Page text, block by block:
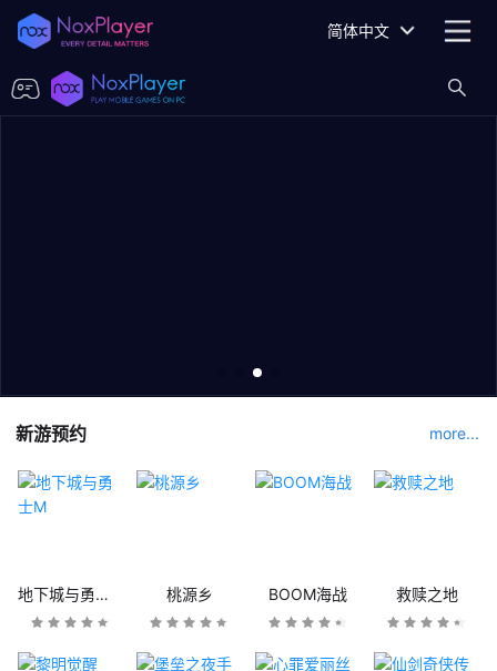
简体中文
新游预约 more...
地下城与勇士M 桃源乡 BOOM海战 救赎之地